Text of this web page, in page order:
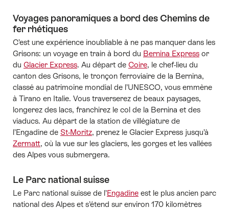
Voyages panoramiques a bord des Chemins de
fer rhétiques
C’est une expérience inoubliable à ne pas manquer dans les
Grisons: un voyage en train à bord du Bernina Express or
du Glacier Express. Au départ de Coire, le chef-lieu du
canton des Grisons, le tronçon ferroviaire de la Bernina,
classé au patrimoine mondial de l’UNESCO, vous emmène
à Tirano en Italie. Vous traverserez de beaux paysages,
longerez des lacs, franchirez le col de la Bernina et des
viaducs. Au départ de la station de villégiature de
l’Engadine de St-Moritz, prenez le Glacier Express jusqu’à
Zermatt, où la vue sur les glaciers, les gorges et les vallées
des Alpes vous submergera.
Le Parc national suisse
Le Parc national suisse de l’Engadine est le plus ancien parc
national des Alpes et s’étend sur environ 170 kilomètres